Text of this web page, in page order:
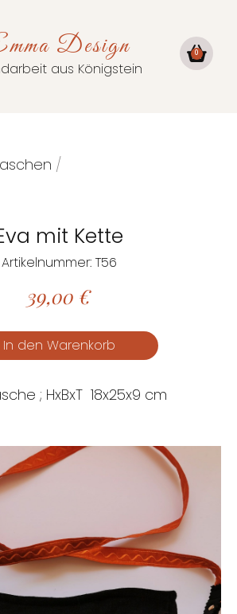
Design
aus Königstein
0
mit Kette
Artikelnummer: T56
39,00 €
; HxBxT 18x25x9 cm